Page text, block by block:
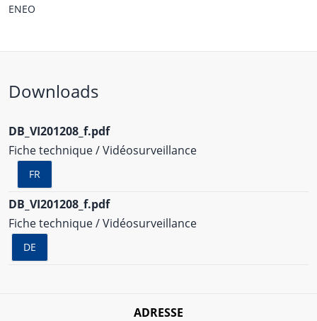
ENEO
Downloads
DB_VI201208_f.pdf
Fiche technique / Vidéosurveillance
FR
DB_VI201208_f.pdf
Fiche technique / Vidéosurveillance
DE
ADRESSE